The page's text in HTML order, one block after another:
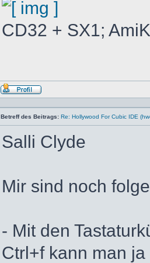
CD32 + SX1;
Profil
Betreff des Beitrags: Re: Hollywood For Cubic IDE
Salli Clyde
Mir sind noch
- Mit den
Ctrl+f kann man